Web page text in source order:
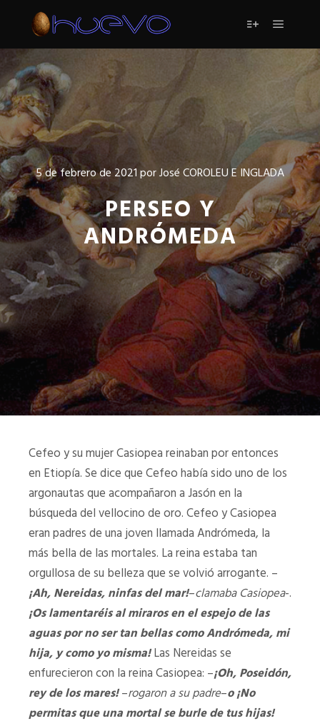
5 de febrero de 2021porJosé COROLEU E INGLADA
PERSEO Y
ANDRÓMEDA
Cefeo y su mujer Casiopea reinaban por entonces
en Etiopía. Se dice que Cefeo había sido uno de los
argonautas que acompañaron a Jasón en la
búsqueda del vellocino de oro. Cefeo y Casiopea
eran padres de una joven llamada Andrómeda, la
más bella de las mortales. La reina estaba tan
orgullosa de su belleza que se volvió arrogante. –
¡Ah, Nereidas, ninfas del mar!–clamaba Casiopea-.
¡Os lamentaréis al miraros en el espejo de las
aguas por no ser tan bellas como Andrómeda, mi
hija, y como yo misma!Las Nereidas se
enfurecieron con la reina Casiopea: –¡Oh, Poseidón,
rey de los mares!–rogaron a su padre–o ¡No
permitas que una mortal se burle de tus hijas!